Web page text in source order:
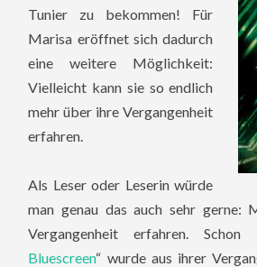
Tunier zu bekommen! Für
Marisa eröffnet sich dadurch
eine weitere Möglichkeit:
Vielleicht kann sie so endlich
mehr über ihre Vergangenheit
erfahren.
Als Leser oder Leserin würde
man genau das auch sehr gerne:
Vergangenheit erfahren.
Bluescreen“ wurde aus ihrer